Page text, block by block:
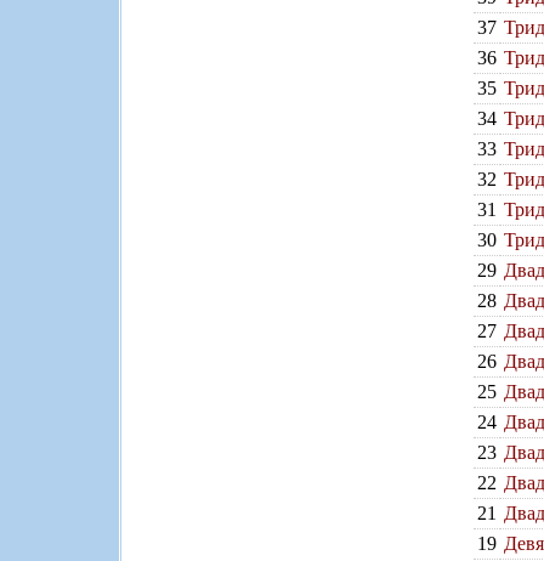
37
36
35
34
33
32
31
30
29
28
27
26
25
24
23
22
21
19